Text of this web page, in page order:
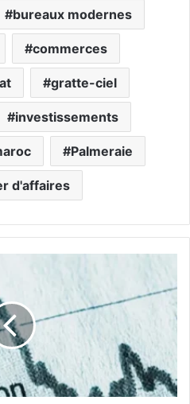
bureaux modernes
commerces
gratte-ciel
investissements
Palmeraie
d'affaires